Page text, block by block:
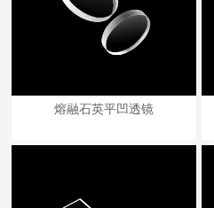
熔融石英平凹透镜